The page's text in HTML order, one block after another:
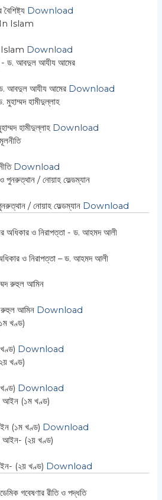
Download
Download
ড. আবদুল আযীয আমের Download
হামীদুল্লাহ Download
Download
/ নোয়াহ ফেল্ডম্যান Download
ও নিরাপত্তা – ড. আহমদ আলী
রুহুল আমিন Download
Download
Download
(১ম খণ্ড) Download
(২য় খণ্ড) Download